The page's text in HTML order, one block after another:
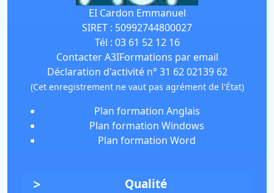
EI Cardon Emmanuel
SIRET : 50992744800027
Tél : 03 61 52 12 16
Contacter A3IFormations par email
Déclaration d'activité n° 31 62 02139 62
(Cet enregistrement ne vaut pas agrément de l'État)
Plan formation Anglais
Plan formation Windows
Plan formation Word
Qualité